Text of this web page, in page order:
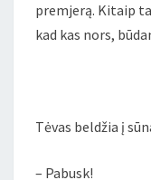
premjerą. Kitaip
kad kas nors,
Tėvas beldžia į
– Pabusk!